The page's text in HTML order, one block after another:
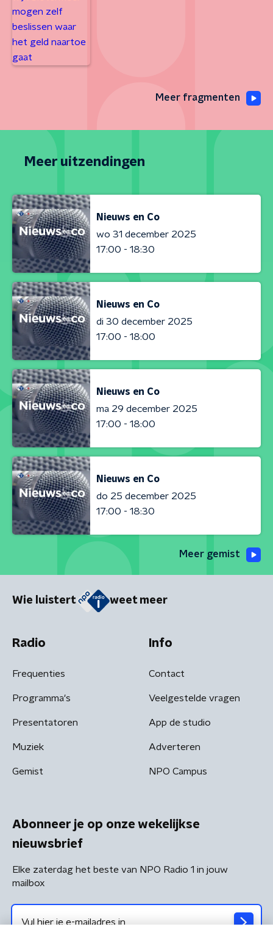
Meer fragmenten
Meer uitzendingen
Nieuws en Co
wo 31 december 2025
17:00 - 18:30
Nieuws en Co
di 30 december 2025
17:00 - 18:00
Nieuws en Co
ma 29 december 2025
17:00 - 18:00
Nieuws en Co
do 25 december 2025
17:00 - 18:30
Meer gemist
Wie luistert weet meer
Radio
Frequenties
Programma's
Presentatoren
Muziek
Gemist
Info
Contact
Veelgestelde vragen
App de studio
Adverteren
NPO Campus
Abonneer je op onze wekelijkse
nieuwsbrief
Elke zaterdag het beste van NPO Radio 1 in jouw
mailbox